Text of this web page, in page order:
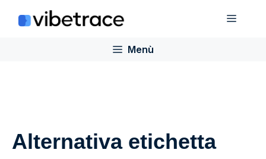
Menù
Menù
Alternativa etichetta